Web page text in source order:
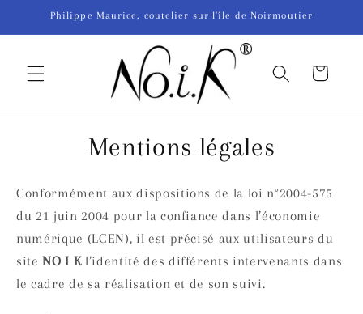
passer
au
Philippe Maurice, coutelier sur l'île de Noirmoutier
Panier
Mentions légales
Conformément aux dispositions de la loi n°2004-575
du 21 juin 2004 pour la confiance dans l’économie
numérique (LCEN), il est précisé aux utilisateurs du
siteNO I Kl’identité des différents intervenants dans
le cadre de sa réalisation et de son suivi.